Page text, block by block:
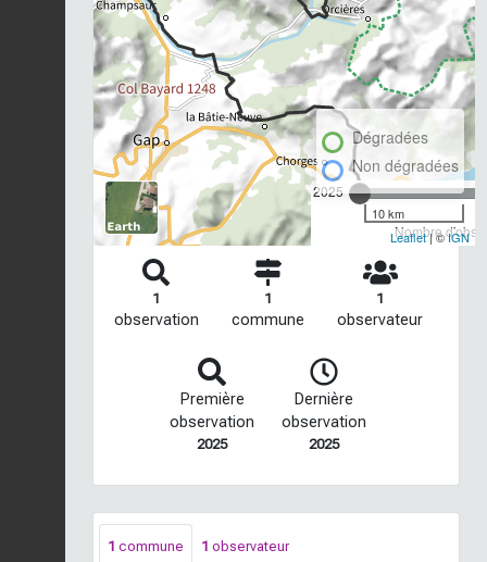
2025
Nombre
Dégradées
Non dégradées
10 km
Leaflet| ©IGN
1
observation
1
commune
1
observateur
Première
observation
2025
Dernière
observation
2025
1 commune 1 observateur